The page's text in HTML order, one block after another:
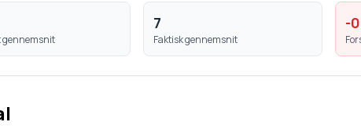
gennemsnit
7
Faktisk gennemsnit
-